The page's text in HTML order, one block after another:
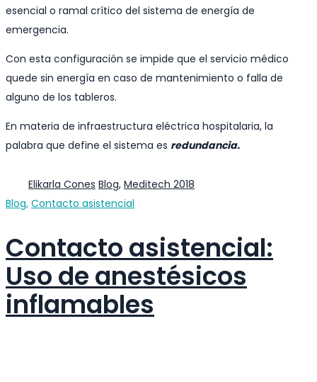
esencial o ramal crítico del sistema de energía de
emergencia.
Con esta configuración se impide que el servicio médico
quede sin energía en caso de mantenimiento o falla de
alguno de los tableros.
En materia de infraestructura eléctrica hospitalaria, la
palabra que define el sistema es redundancia.
Elikarla Cones Blog, Meditech 2018
Categories
Blog, Contacto asistencial
Contacto asistencial:
Uso de anestésicos
inflamables